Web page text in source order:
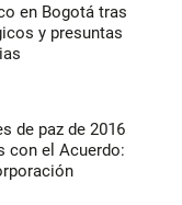
en Bogotá tras
y presuntas
de paz de 2016
con el Acuerdo: